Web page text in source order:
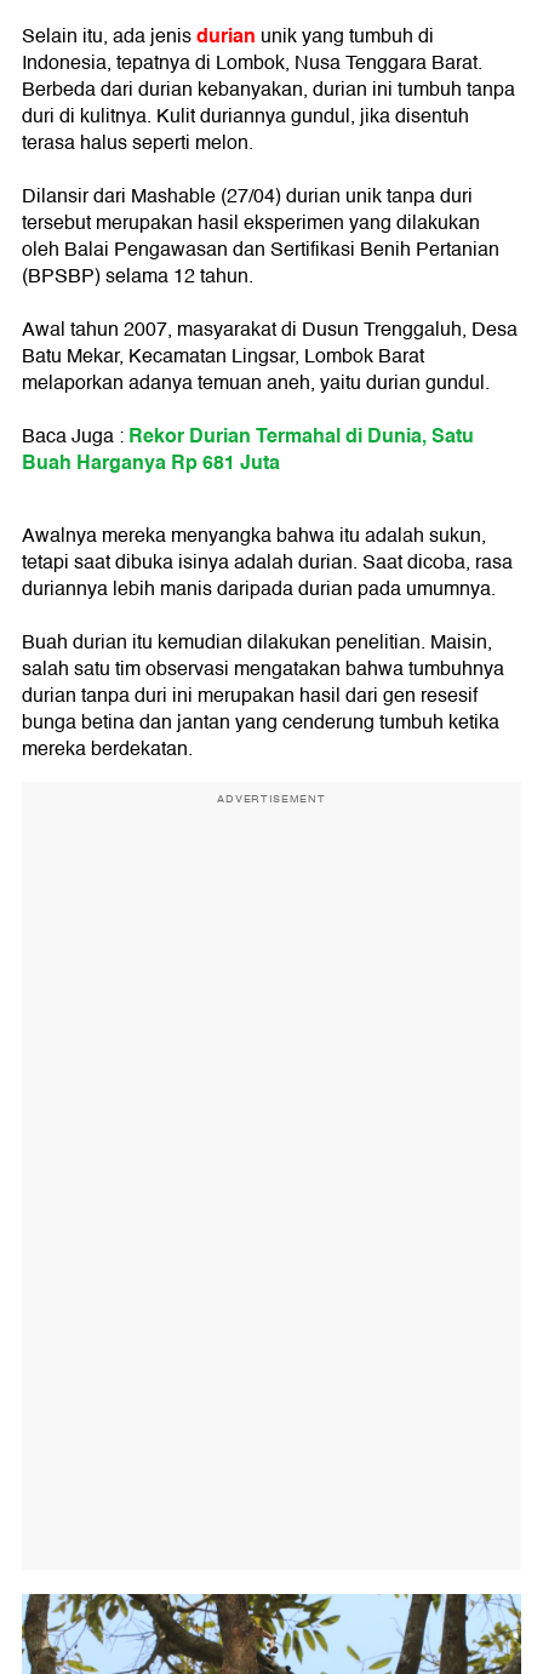
Selain itu, ada jenisdurian unik yang tumbuh di
Indonesia, tepatnya di Lombok, Nusa Tenggara Barat.
Berbeda dari durian kebanyakan, durian ini tumbuh tanpa
duri di kulitnya. Kulit duriannya gundul, jika disentuh
terasa halus seperti melon.
Dilansir dari Mashable (27/04) durian unik tanpa duri
tersebut merupakan hasil eksperimen yang dilakukan
oleh Balai Pengawasan dan Sertifikasi Benih Pertanian
(BPSBP) selama 12 tahun.
Awal tahun 2007, masyarakat di Dusun Trenggaluh, Desa
Batu Mekar, Kecamatan Lingsar, Lombok Barat
melaporkan adanya temuan aneh, yaitu durian gundul.
Baca Juga :Rekor Durian Termahal di Dunia, Satu
Buah Harganya Rp 681 Juta
Awalnya mereka menyangka bahwa itu adalah sukun,
tetapi saat dibuka isinya adalah durian. Saat dicoba, rasa
duriannya lebih manis daripada durian pada umumnya.
Buah durian itu kemudian dilakukan penelitian. Maisin,
salah satu tim observasi mengatakan bahwa tumbuhnya
durian tanpa duri ini merupakan hasil dari gen resesif
bunga betina dan jantan yang cenderung tumbuh ketika
mereka berdekatan.
ADVERTISEMENT